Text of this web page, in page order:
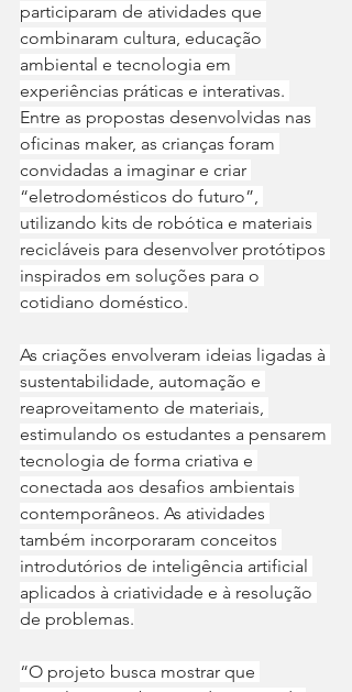
participaram de atividades que
combinaram cultura, educação
ambiental e tecnologia em
experiências práticas e interativas.
Entre as propostas desenvolvidas nas
oficinas maker, as crianças foram
convidadas a imaginar e criar
“eletrodomésticos do futuro”,
utilizando kits de robótica e materiais
recicláveis para desenvolver protótipos
inspirados em soluções para o
cotidiano doméstico.
As criações envolveram ideias ligadas à
sustentabilidade, automação e
reaproveitamento de materiais,
estimulando os estudantes a pensarem
tecnologia de forma criativa e
conectada aos desafios ambientais
contemporâneos. As atividades
também incorporaram conceitos
introdutórios de inteligência artificial
aplicados à criatividade e à resolução
de problemas.
“O projeto busca mostrar que